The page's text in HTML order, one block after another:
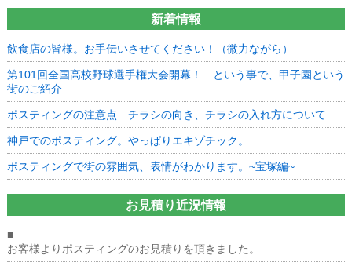
お
客
様
か
の
ご
頼
も
増
い
す。
は
新着情報
飲食店の皆様。お手伝いさせてください！（微力ながら）
第101回全国高校野球選手権大会開幕！ という事で、甲子園という
街のご紹介
ポスティングの注意点 チラシの向き、チラシの入れ方について
神戸でのポスティング。やっぱりエキゾチック。
ポスティングで街の雰囲気、表情がわかります。~宝塚編~
お見積り近況情報
■
お客様よりポスティングのお見積りを頂きました。